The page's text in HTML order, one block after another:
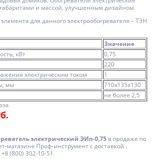
и массой, улучшенным дизайном.
для данного электрообогревателя – ТЭН
Значение
кВт
0,75
220
электрическим током
1
мм
710x135x130
не более 2,5
электрический ЭИп-0,75 в продаже по
магазине Проф-инструмент с доставкой .
(800) 302-10-51.